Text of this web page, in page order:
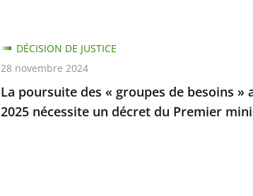
La poursuite des « groupes de besoins »
2025 nécessite un décret du Premier
DÉCISION DE JUSTICE
28 novembre 2024